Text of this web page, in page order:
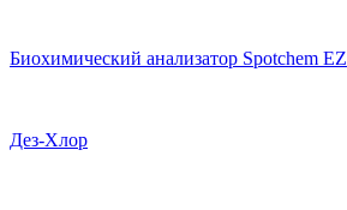
Биохимический анализатор Spotchem EZ
Дез-Хлор